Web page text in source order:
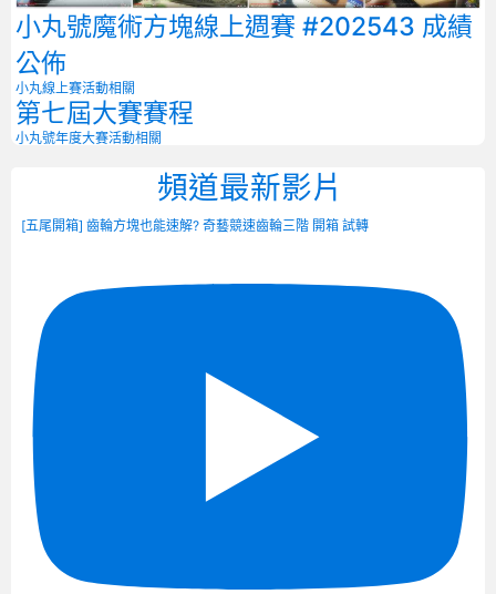
小丸號魔術方塊線上週賽 #202543 成績
公佈
小丸線上賽活動相關
第七屆大賽賽程
小丸號年度大賽活動相關
頻道最新影片
[五尾開箱] 齒輪方塊也能速解? 奇藝競速齒輪三階 開箱 試轉